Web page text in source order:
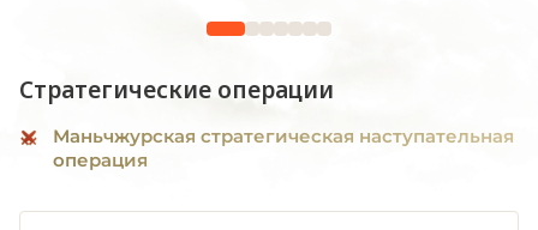
Стратегические операции
Маньчжурская стратегическая наступательная
операция